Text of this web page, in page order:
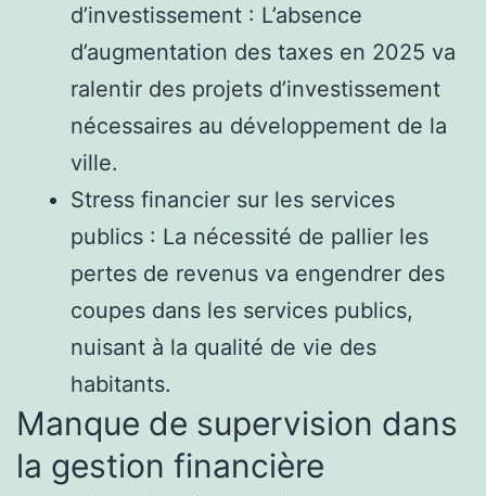
d’investissement : L’absence
d’augmentation des taxes en 2025 va
ralentir des projets d’investissement
nécessaires au développement de la
ville.
Stress financier sur les services
publics : La nécessité de pallier les
pertes de revenus va engendrer des
coupes dans les services publics,
nuisant à la qualité de vie des
habitants.
Manque de supervision dans
la gestion financière